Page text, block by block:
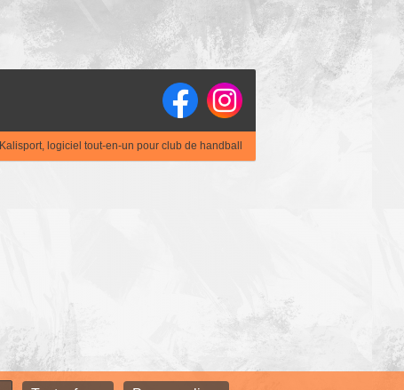
Kalisport, logiciel tout-en-un pour club de handball